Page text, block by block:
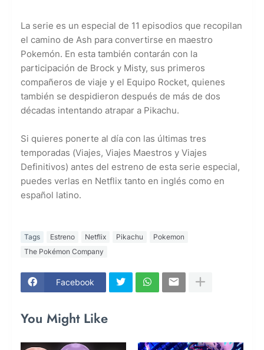
La serie es un especial de 11 episodios que recopilan
el camino de Ash para convertirse en maestro
Pokemón. En esta también contarán con la
participación de Brock y Misty, sus primeros
compañeros de viaje y el Equipo Rocket, quienes
también se despidieron después de más de dos
décadas intentando atrapar a Pikachu.
Si quieres ponerte al día con las últimas tres
temporadas (Viajes, Viajes Maestros y Viajes
Definitivos) antes del estreno de esta serie especial,
puedes verlas en Netflix tanto en inglés como en
español latino.
Tags Estreno Netflix Pikachu
Pokemon
The Pokémon Company
Facebook
You Might Like